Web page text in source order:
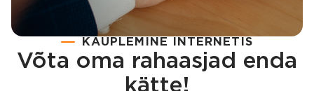
KAUPLEMINE INTERNETIS
Võta oma rahaasjad enda
kätte!